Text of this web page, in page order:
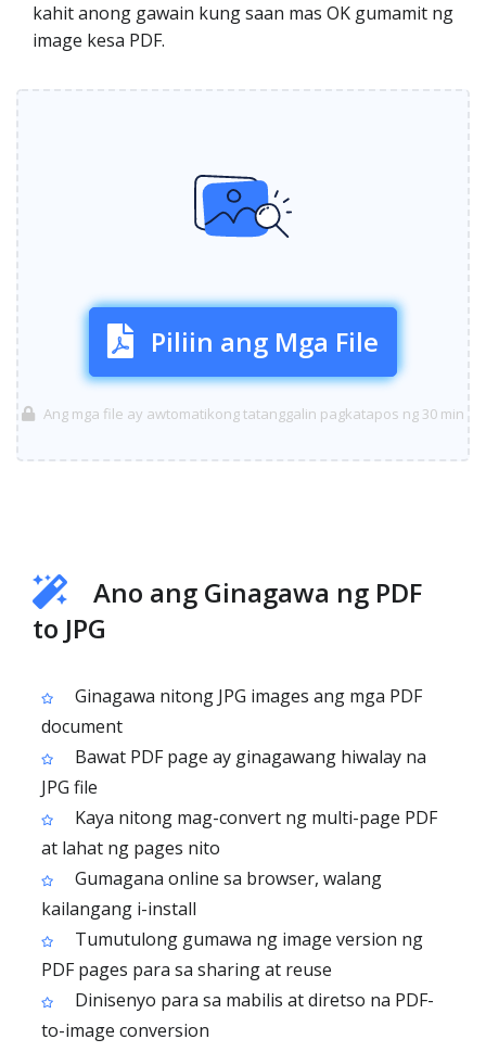
kahit anong gawain kung saan mas OK gumamit ng
image kesa PDF.
Piliin ang Mga File
Ang mga file ay awtomatikong tatanggalin pagkatapos ng 30 min
Ano ang Ginagawa ng PDF
to JPG
Ginagawa nitong JPG images ang mga PDF
document
Bawat PDF page ay ginagawang hiwalay na
JPG file
Kaya nitong mag-convert ng multi-page PDF
at lahat ng pages nito
Gumagana online sa browser, walang
kailangang i-install
Tumutulong gumawa ng image version ng
PDF pages para sa sharing at reuse
Dinisenyo para sa mabilis at diretso na PDF-
to-image conversion